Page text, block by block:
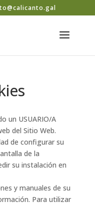
un USUARIO/A
del Sitio Web.
de configurar su
de la
su instalación en
y manuales de su
Para utilizar